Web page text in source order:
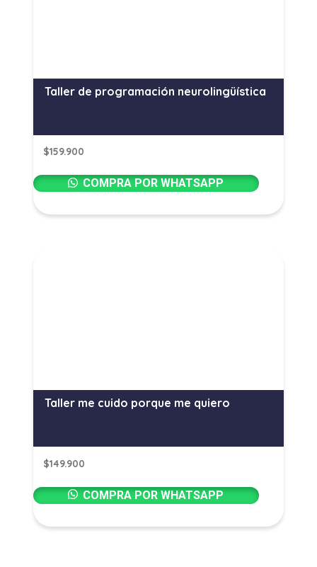
Taller de programación neurolingüística
$159.900
COMPRA POR WHATSAPP
Taller me cuido porque me quiero
$149.900
COMPRA POR WHATSAPP